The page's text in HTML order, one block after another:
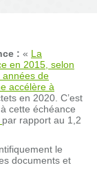
: « La
en 2015, selon
années de
accélère à
en 2020. C’est
cette échéance
par rapport au 1,2
le
documents et